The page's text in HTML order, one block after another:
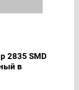
2835 SMD
в